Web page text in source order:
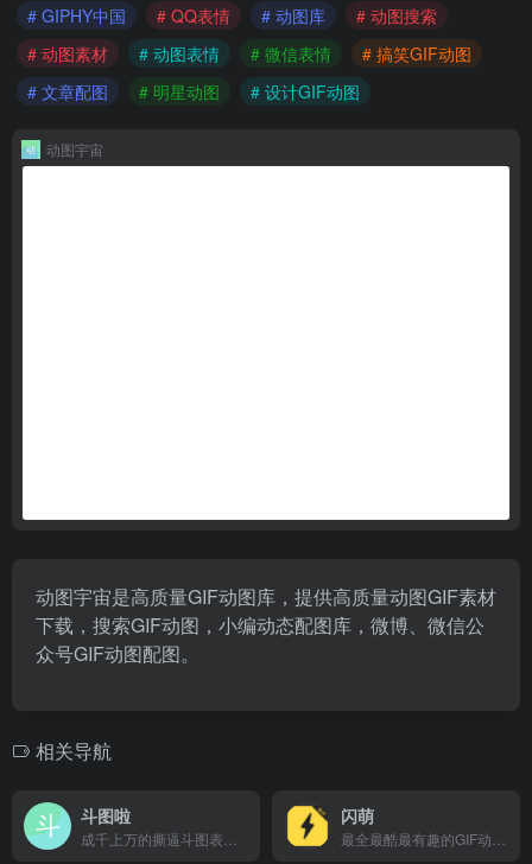
# GIPHY中国
# QQ表情 # 动图库
# 动图搜索
# 动图素材
# 动图表情 # 微信表情
# 搞笑GIF动图
# 文章配图
# 明星动图 # 设计GIF动图
动图宇宙
动图宇宙是高质量GIF动图库，提供高质量动图GIF素材
下载，搜索GIF动图，小编动态配图库，微博、微信公
众号GIF动图配图。
相关导航
斗图啦 闪萌